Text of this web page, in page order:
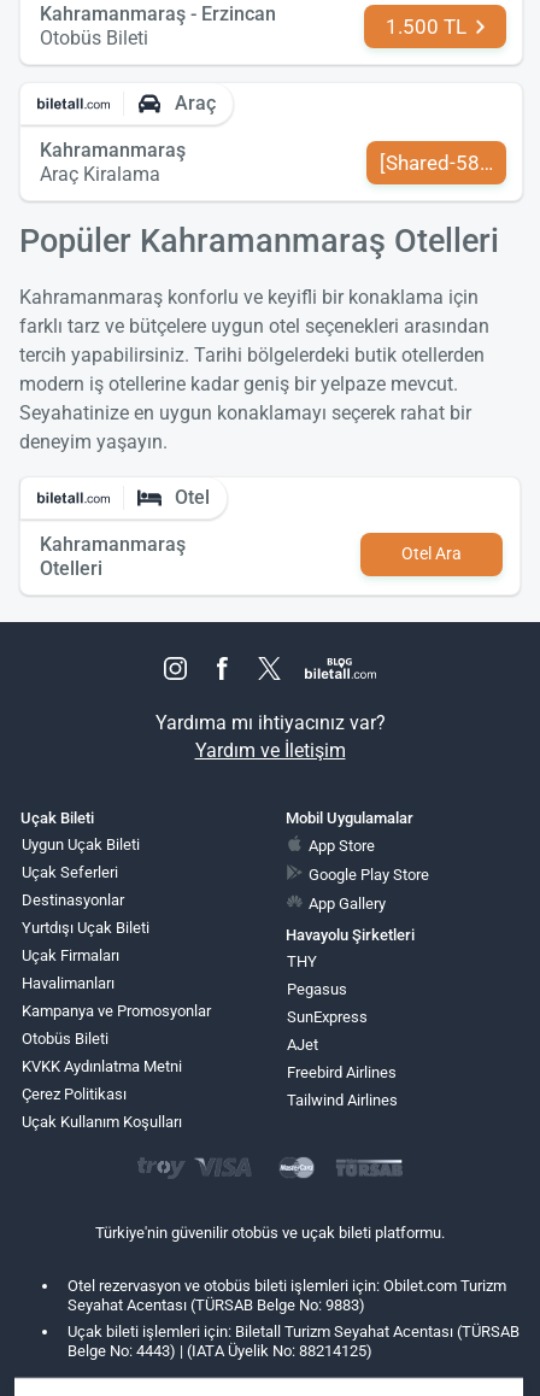
Kahramanmaraş - Erzincan
Otobüs Bileti
1.500 TL
Araç
Kahramanmaraş
Araç Kiralama
[Shared-589-tr-
Popüler Kahramanmaraş Otelleri
Kahramanmaraş konforlu ve keyifli bir konaklama için
farklı tarz ve bütçelere uygun otel seçenekleri arasından
tercih yapabilirsiniz. Tarihi bölgelerdeki butik otellerden
modern iş otellerine kadar geniş bir yelpaze mevcut.
Seyahatinize en uygun konaklamayı seçerek rahat bir
deneyim yaşayın.
Otel
Kahramanmaraş
Otelleri
Otel Ara
Yardıma mı ihtiyacınız var?
Yardım ve İletişim
Uçak Bileti
Uygun Uçak Bileti
Uçak Seferleri
Destinasyonlar
Yurtdışı Uçak Bileti
Uçak Firmaları
Havalimanları
Kampanya ve Promosyonlar
Otobüs Bileti
KVKK Aydınlatma Metni
Çerez Politikası
Uçak Kullanım Koşulları
Mobil Uygulamalar
App Store
Google Play Store
App Gallery
Havayolu Şirketleri
THY
Pegasus
SunExpress
AJet
Freebird Airlines
Tailwind Airlines
Türkiye'nin güvenilir otobüs ve uçak bileti platformu.
Otel rezervasyon ve otobüs bileti işlemleri için: Obilet.com Turizm
Seyahat Acentası (TÜRSAB Belge No: 9883)
Uçak bileti işlemleri için: Biletall Turizm Seyahat Acentası (TÜRSAB
Belge No: 4443) | (IATA Üyelik No: 88214125)